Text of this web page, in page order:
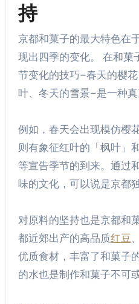
持
京都和菓子的最大特色在
现出四季的变化。 在和菓
节变化的技巧–春天的樱
叶、冬天的雪景–是一种真
例如，春天会出现模仿樱
则有象征红叶的「枫叶」
等宣告季节的到来。通过
味的文化，可以说是京都独
对原料的坚持也是京都和
都近郊出产的高品质红豆
优质食材，丰富了和菓子
的水也是制作和菓子不可